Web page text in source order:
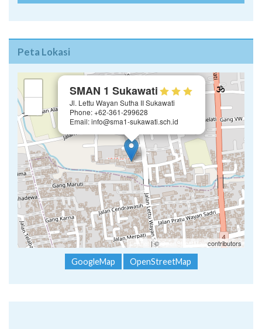
Peta Lokasi
SMAN 1 Sukawati
Jl. Lettu Wayan Sutha II Sukawati
Phone: +62-361-299628
Email: info@sma1-sukawati.sch.id
Leaflet | ©OpenStreetMap contributors
GoogleMap OpenStreetMap